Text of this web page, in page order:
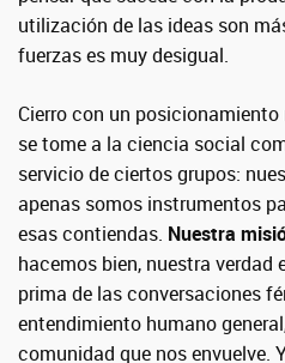
utilización de las ideas son
fuerzas es muy desigual.
Cierro con un
se tome a la ciencia social
servicio de ciertos grupos:
apenas somos instrumentos
esas contiendas. Nuestra
hacemos bien, nuestra verdad
prima de las conversaciones
entendimiento humano
comunidad que nos envuelve.